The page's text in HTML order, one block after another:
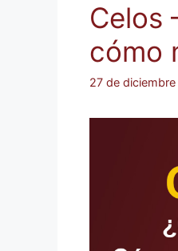
Celos
cómo
27 de diciembre